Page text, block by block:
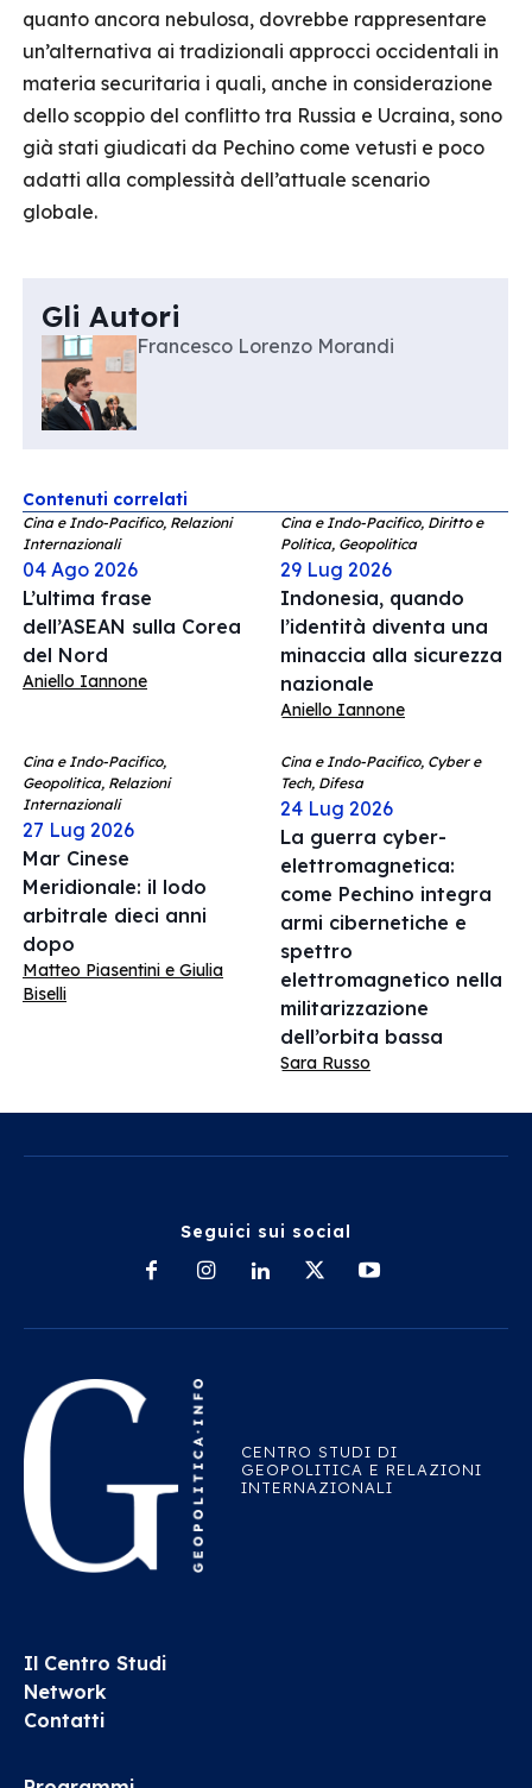
quanto ancora nebulosa, dovrebbe rappresentare
un’alternativa ai tradizionali approcci occidentali in
materia securitaria i quali, anche in considerazione
dello scoppio del conflitto tra Russia e Ucraina, sono
già stati giudicati da Pechino come vetusti e poco
adatti alla complessità dell’attuale scenario
globale.
Gli Autori
Francesco Lorenzo Morandi
Contenuti correlati
Cina e Indo-Pacifico, Relazioni
Internazionali
04 Ago 2026
L’ultima frase
dell’ASEAN sulla Corea
del Nord
Aniello Iannone
Cina e Indo-Pacifico, Diritto e
Politica, Geopolitica
29 Lug 2026
Indonesia, quando
l’identità diventa una
minaccia alla sicurezza
nazionale
Aniello Iannone
Cina e Indo-Pacifico,
Geopolitica, Relazioni
Internazionali
27 Lug 2026
Mar Cinese
Meridionale: il lodo
arbitrale dieci anni
dopo
Matteo Piasentini e Giulia
Biselli
Cina e Indo-Pacifico, Cyber e
Tech, Difesa
24 Lug 2026
La guerra cyber-
elettromagnetica:
come Pechino integra
armi cibernetiche e
spettro
elettromagnetico nella
militarizzazione
dell’orbita bassa
Sara Russo
Seguici sui social
CENTRO STUDI DI
GEOPOLITICA E RELAZIONI
INTERNAZIONALI
Il Centro Studi
Network
Contatti